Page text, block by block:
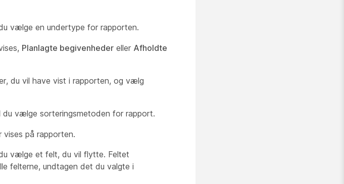
vælge en undertype for rapporten.
Planlagte begivenheder eller Afholdte
du vil have vist i rapporten, og vælg
du vælge sorteringsmetoden for rapport.
på rapporten.
vælge et felt, du vil flytte. Feltet
felterne, undtagen det du valgte i